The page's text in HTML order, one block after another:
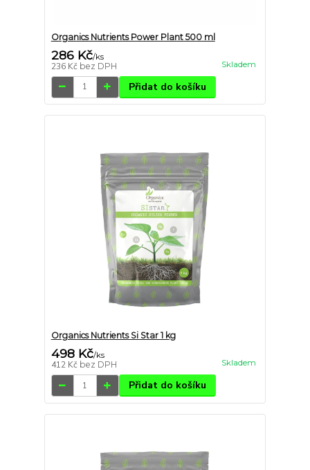
Organics Nutrients Power Plant 500 ml
286 Kč/ks
236 Kč bez DPH Skladem
Přidat do košíku
Organics Nutrients Si Star 1 kg
498 Kč/ks
412 Kč bez DPH Skladem
Přidat do košíku